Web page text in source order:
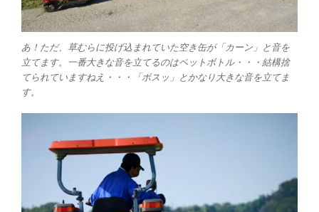
あ！ただ、草むらに投げ込まれていた空き缶が「カーン」と音を
立てます。一番大きな音を立てるのはペットボトル・・・結構捨
てられていますねえ・・・「ボスッ」とかなり大きな音を立てま
す。